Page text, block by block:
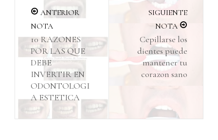
ANTERIOR
NOTA
10 RAZONES
POR LAS QUE
DEBE
INVERTIR EN
ODONTOLOGI
A ESTETICA
SIGUIENTE
NOTA
Cepillarse los
dientes puede
mantener tu
corazon sano